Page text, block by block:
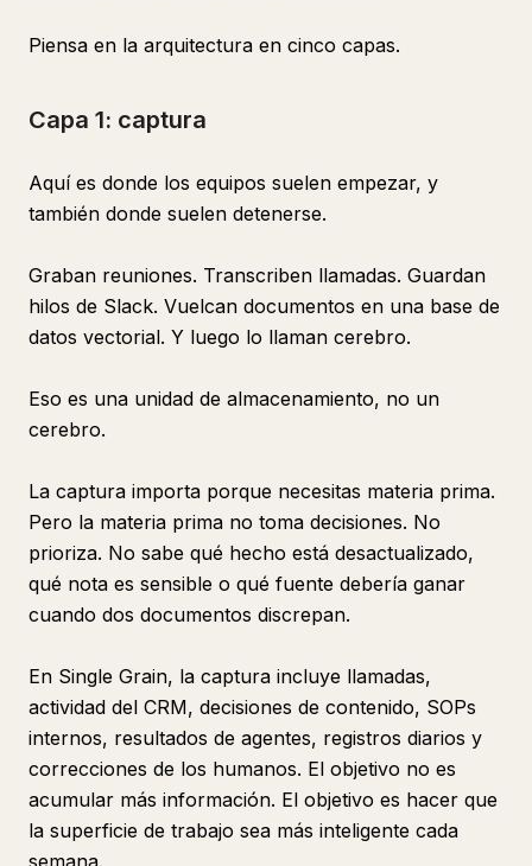
Piensa en la arquitectura en cinco capas.
Capa 1: captura
Aquí es donde los equipos suelen empezar, y
también donde suelen detenerse.
Graban reuniones. Transcriben llamadas. Guardan
hilos de Slack. Vuelcan documentos en una base de
datos vectorial. Y luego lo llaman cerebro.
Eso es una unidad de almacenamiento, no un
cerebro.
La captura importa porque necesitas materia prima.
Pero la materia prima no toma decisiones. No
prioriza. No sabe qué hecho está desactualizado,
qué nota es sensible o qué fuente debería ganar
cuando dos documentos discrepan.
En Single Grain, la captura incluye llamadas,
actividad del CRM, decisiones de contenido, SOPs
internos, resultados de agentes, registros diarios y
correcciones de los humanos. El objetivo no es
acumular más información. El objetivo es hacer que
la superficie de trabajo sea más inteligente cada
semana.